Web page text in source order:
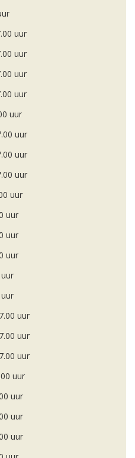
uur
uur
uur
uur
uur
uur
uur
uur
uur
uur
uur
uur
uur
uur
uur
uur
uur
uur
uur